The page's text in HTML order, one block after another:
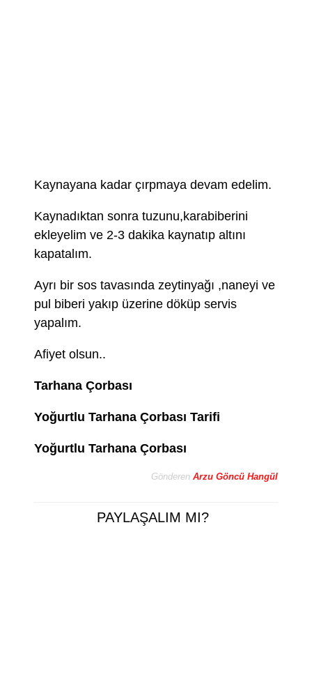
Kaynayana kadar çırpmaya devam edelim.
Kaynadıktan sonra tuzunu,karabiberini
ekleyelim ve 2-3 dakika kaynatıp altını
kapatalım.
Ayrı bir sos tavasında zeytinyağı ,naneyi ve
pul biberi yakıp üzerine döküp servis
yapalım.
Afiyet olsun..
Tarhana Çorbası
Yoğurtlu Tarhana Çorbası Tarifi
Yoğurtlu Tarhana Çorbası
Gönderen Arzu Göncü Hangül
PAYLAŞALIM MI?